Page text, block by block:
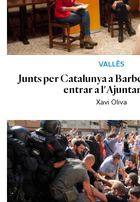
VALLÈS
Junts per Catalunya a
entrar a
Xavi Oliva